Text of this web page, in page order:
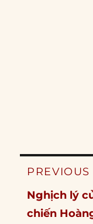
Post
PREVIOUS
Previous
post:
Nghịch lý
chiến